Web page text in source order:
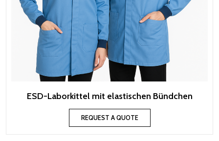
ESD-Laborkittel mit elastischen Bündchen
REQUEST A QUOTE